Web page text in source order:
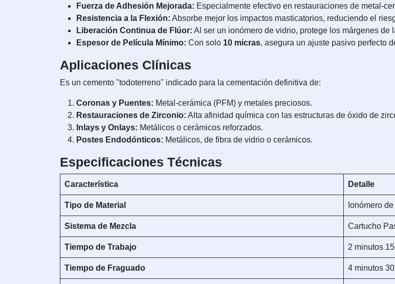
Fuerza de Adhesión Mejorada: Especialmente efectivo en restauraciones de metal-
Resistencia a la Flexión: Absorbe mejor los impactos masticatorios, reduciendo el
Liberación Continua de Flúor: Al ser un ionómero de vidrio, protege los márgenes de
Espesor de Película Mínimo: Con solo 10 micras, asegura un ajuste pasivo perfecto
Aplicaciones Clínicas
Es un cemento "todoterreno" indicado para la cementación definitiva de:
Coronas y Puentes: Metal-cerámica (PFM) y metales preciosos.
Restauraciones de Zirconio: Alta afinidad química con las estructuras de óxido de
Inlays y Onlays: Metálicos o cerámicos reforzados.
Postes Endodónticos: Metálicos, de fibra de vidrio o cerámicos.
Especificaciones Técnicas
Característica Detalle
Tipo de Material Ionómero
Sistema de Mezcla Cartucho
Tiempo de Trabajo 2 minutos
Tiempo de Fraguado 4 minutos